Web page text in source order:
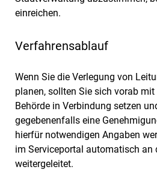
einreichen.
Verfahrensablauf
Wenn Sie die Verlegung von
planen, sollten Sie sich vorab
Behörde in Verbindung setzen
gegebenenfalls eine
hierfür notwendigen Angaben
im Serviceportal automatisch an
weitergeleitet.